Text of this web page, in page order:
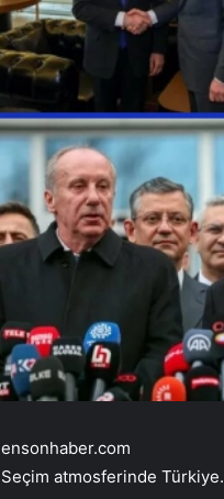
ensonhaber.com
Seçim atmosferinde Türkiye.